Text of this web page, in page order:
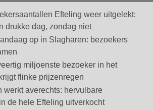
Efteling weer uitgelekt:
drukke dag, zondag niet
op in Slagharen: bezoekers
miljoenste bezoeker in het
flinke prijzenregen
werkt averechts: hervulbare
de hele Efteling uitverkocht